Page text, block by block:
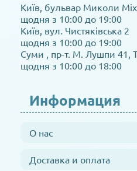
Київ, бульвар Миколи
щодня з 10:00 до 19:00
Київ, вул. Чистяківська 2
щодня з 10:00 до 19:00
Суми , пр-т. М. Лушпи 41,
щодня з 10:00 до 18:00
Информация
О нас
Доставка и оплата